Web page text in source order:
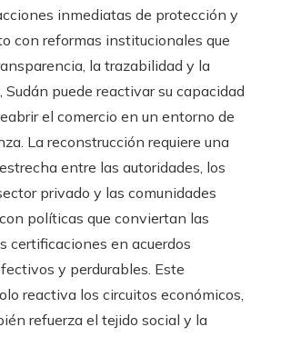
inmediatas de protección y
con reformas institucionales que
la trazabilidad y la
puede reactivar su capacidad
el comercio en un entorno de
La reconstrucción requiere una
entre las autoridades, los
privado y las comunidades
políticas que conviertan las
certificaciones en acuerdos
y perdurables. Este
reactiva los circuitos económicos,
refuerza el tejido social y la